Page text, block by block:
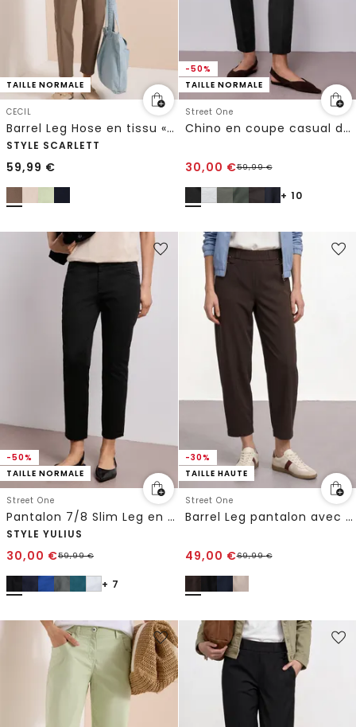
TAILLE NORMALE
CECIL
Barrel Leg Hose en tissu « Papertouch »
STYLE SCARLETT
59,99 €
-50%
TAILLE NORMALE
Street One
Chino en coupe casual dans une qualité douce
30,00 €59,99€
+ 10
-50%
TAILLE NORMALE
Street One
Pantalon 7/8 Slim Leg en satin
STYLE YULIUS
30,00 €59,99€
+ 7
-30%
TAILLE HAUTE
Street One
Barrel Leg pantalon avec détail de boucle
49,00 €69,99€